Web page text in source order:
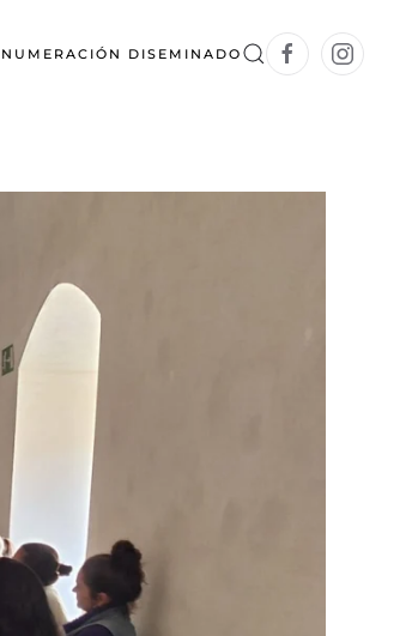
NUMERACIÓN DISEMINADO